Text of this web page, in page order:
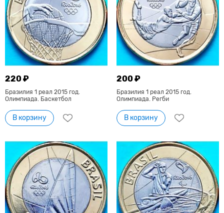
220 ₽
Бразилия 1 реал 2015 год.
Олимпиада. Баскетбол
В корзину
200 ₽
Бразилия 1 реал 2015 год.
Олимпиада. Регби
В корзину